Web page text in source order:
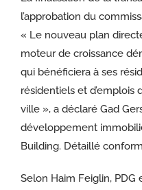
l’approbation du
« Le nouveau plan
moteur de croissance
qui bénéficiera à ses
résidentiels et
ville », a déclaré Gad
développement
Building. Détaillé
Selon Haim Feiglin, PDG